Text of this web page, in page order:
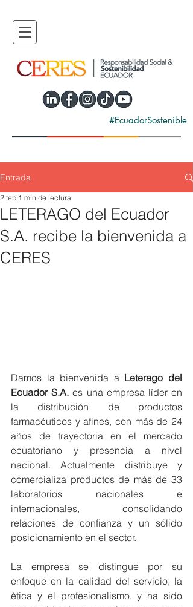
#EcuadorSostenible
Entrada
LETERAGO del Ecuador
S.A. recibe la bienvenida a
CERES
2 feb 1 min de lectura
Damos la bienvenida a Leterago del
Ecuador S.A. es una empresa líder en
la distribución de productos
farmacéuticos y afines, con más de 24
años de trayectoria en el mercado
ecuatoriano y presencia a nivel
nacional. Actualmente distribuye y
comercializa productos de más de 33
laboratorios nacionales e
internacionales, consolidando
relaciones de confianza y un sólido
posicionamiento en el sector.
La empresa se distingue por su
enfoque en la calidad del servicio, la
ética y el profesionalismo, y ha sido